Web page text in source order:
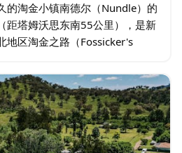
的淘金小镇南德尔（Nundle）的
距塔姆沃思东南55公里），是新
地区淘金之路（Fossicker's